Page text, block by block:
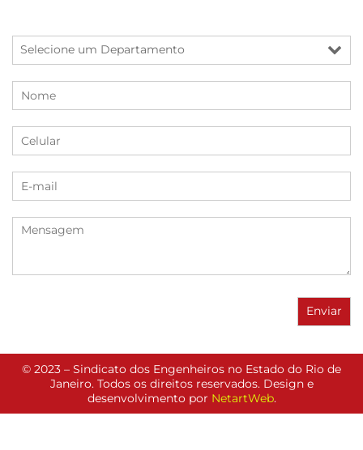
© 2023 – Sindicato dos Engenheiros no Estado do Rio de
Janeiro. Todos os direitos reservados. Design e
desenvolvimento por NetartWeb.